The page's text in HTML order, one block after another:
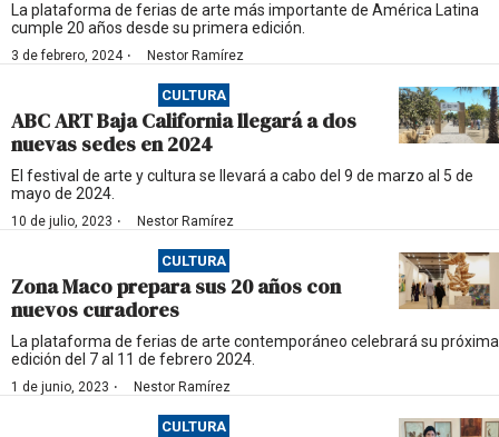
La plataforma de ferias de arte más importante de América Latina
cumple 20 años desde su primera edición.
3 de febrero, 2024· Nestor Ramírez
CULTURA
ABC ART Baja California llegará a dos
nuevas sedes en 2024
El festival de arte y cultura se llevará a cabo del 9 de marzo al 5 de
mayo de 2024.
10 de julio, 2023 · Nestor Ramírez
CULTURA
Zona Maco prepara sus 20 años con
nuevos curadores
La plataforma de ferias de arte contemporáneo celebrará su próxima
edición del 7 al 11 de febrero 2024.
1 de junio, 2023 · Nestor Ramírez
CULTURA